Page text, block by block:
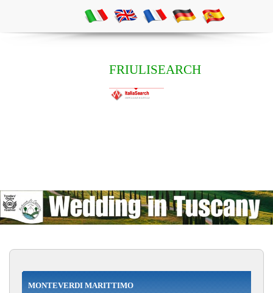
FRIULISEARCH
MONTEVERDI MARITTIMO